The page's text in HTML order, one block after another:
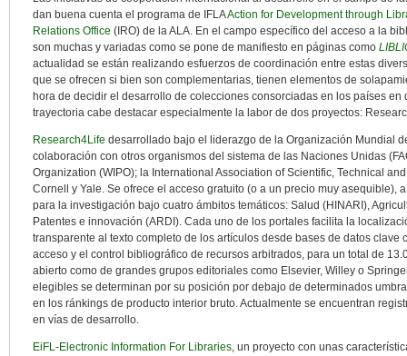
dan buena cuenta el programa de IFLAAction for Development through
Relations Office (IRO) de la ALA. En el campo específico del acceso a la
son muchas y variadas como se pone de manifiesto en páginas como
actualidad se están realizando esfuerzos de coordinación entre estas
que se ofrecen si bien son complementarias, tienen elementos de
hora de decidir el desarrollo de colecciones consorciadas en los países
trayectoria cabe destacar especialmente la labor de dos proyectos:
Research4Life desarrollado bajo el liderazgo de la Organización Mundial
colaboración con otros organismos del sistema de las Naciones Unidas
Organization (WIPO); la International Association of Scientific, Technical
Cornell y Yale. Se ofrece el acceso gratuito (o a un precio muy asequible),
para la investigación bajo cuatro ámbitos temáticos: Salud (HINARI),
Patentes e innovación (ARDI). Cada uno de los portales facilita la
transparente al texto completo de los artículos desde bases de datos clave
acceso y el control bibliográfico de recursos arbitrados, para un total de
abierto como de grandes grupos editoriales como Elsevier, Willey o
elegibles se determinan por su posición por debajo de determinados
en los ránkings de producto interior bruto. Actualmente se encuentran
en vías de desarrollo.
EiFL-Electronic Information For Libraries, un proyecto con unas